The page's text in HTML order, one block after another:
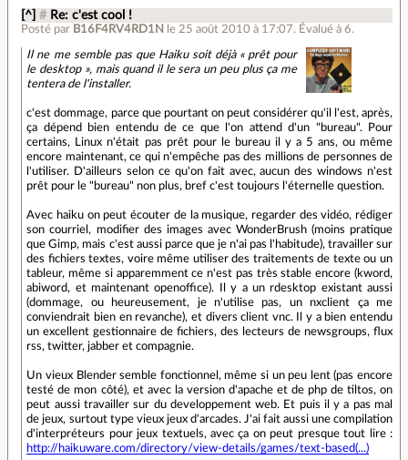
[^] # Re: c'est cool !
Posté par B16F4RV4RD1N le 25 août 2010 à 17:07. Évalué à6.
Il ne me semble pas que Haiku soit déjà « prêt pour
le desktop », mais quand il le sera un peu plus ça me
tentera de l'installer.
c'est dommage, parce que pourtant on peut considérer qu'il l'est, après,
ça dépend bien entendu de ce que l'on attend d'un "bureau". Pour
certains, Linux n'était pas prêt pour le bureau il y a 5 ans, ou même
encore maintenant, ce qui n'empêche pas des millions de personnes de
l'utiliser. D'ailleurs selon ce qu'on fait avec, aucun des windows n'est
prêt pour le "bureau" non plus, bref c'est toujours l'éternelle question.
Avec haiku on peut écouter de la musique, regarder des vidéo, rédiger
son courriel, modifier des images avec WonderBrush (moins pratique
que Gimp, mais c'est aussi parce que je n'ai pas l'habitude), travailler sur
des fichiers textes, voire même utiliser des traitements de texte ou un
tableur, même si apparemment ce n'est pas très stable encore (kword,
abiword, et maintenant openoffice). Il y a un rdesktop existant aussi
(dommage, ou heureusement, je n'utilise pas, un nxclient ça me
conviendrait bien en revanche), et divers client vnc. Il y a bien entendu
un excellent gestionnaire de fichiers, des lecteurs de newsgroups, flux
rss, twitter, jabber et compagnie.
Un vieux Blender semble fonctionnel, même si un peu lent (pas encore
testé de mon côté), et avec la version d'apache et de php de tiltos, on
peut aussi travailler sur du developpement web. Et puis il y a pas mal
de jeux, surtout type vieux jeux d'arcades. J'ai fait aussi une compilation
d'interpréteurs pour jeux textuels, avec ça on peut presque tout lire :
http://haikuware.com/directory/view-details/games/text-based(...)